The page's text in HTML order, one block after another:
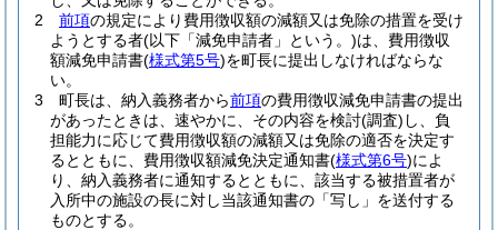
2
前項の規定により費用徴収額の減額又は免除の措置を受け
ようとする者(以下「減免申請者」という。)は、費用徴収
額減免申請書(様式第5号)を町長に提出しなければならな
い。
3
町長は、納入義務者から前項の費用徴収減免申請書の提出
があったときは、速やかに、その内容を検討(調査) し、負
担能力に応じて費用徴収額の減額又は免除の適否を決定す
るとともに、費用徴収額減免決定通知書(様式第6号)によ
り、納入義務者に通知するとともに、該当する被措置者が
入所中の施設の長に対し当該通知書の「写し」を送付する
ものとする。